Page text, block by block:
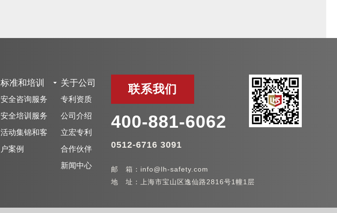
标准和培训
安全咨询服务
安全培训服务
活动集锦和客
户案例
关于公司
专利资质
公司介绍
立宏专利
合作伙伴
新闻中心
联系我们
400-881-6062
0512-6716 3091
邮 箱：info@lh-safety.com
地 址：上海市宝山区逸仙路2816号1幢1层